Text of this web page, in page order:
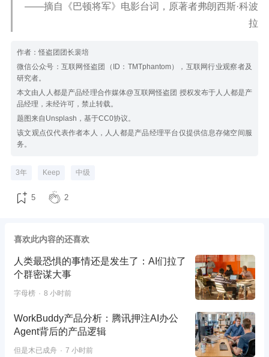
——摘自《巴顿将军》电影台词，原著者弗朗西斯·科波
拉
作者：怪盗团团长裴培
微信公众号：互联网怪盗团（ID：TMTphantom），互联网行业观察者及
研究者。
本文由人人都是产品经理合作媒体@互联网怪盗团 授权发布于人人都是产
品经理，未经许可，禁止转载。
题图来自Unsplash，基于CC0协议。
该文观点仅代表作者本人，人人都是产品经理平台仅提供信息存储空间服
务。
3年 Keep 中级
5 2
喜欢此内容的还喜欢
人类最恐惧的事情还是发生了：AI们拉了
个群密谋大事
字母榜 8 小时前
WorkBuddy产品分析：腾讯押注AI办公
Agent背后的产品逻辑
但是木已成舟 7 小时前